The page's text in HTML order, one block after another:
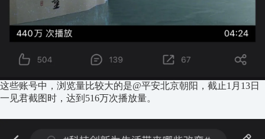
这些账号中，浏览量比较大的是@平安北京朝阳，截止1月13日
一见君截图时，达到516万次播放量。